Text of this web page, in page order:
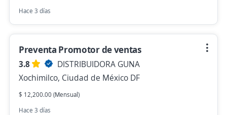
Hace 3 días
Preventa Promotor de ventas
3.8
DISTRIBUIDORA GUNA
Xochimilco, Ciudad de México DF
$ 12,200.00 (Mensual)
Hace 3 días